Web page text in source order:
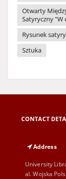
Otwarty
Satyryczny "W
Rysunek
Sztuka
CONTACT
Address
University
al. Wojska